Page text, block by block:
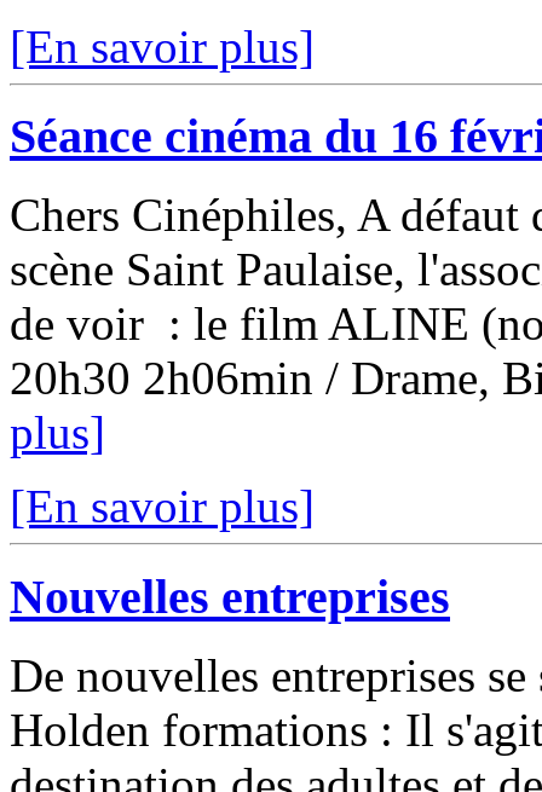
[En savoir plus]
Séance cinéma du 16
Chers Cinéphiles, A
scène Saint Paulaise,
de voir : le film ALINE
20h30 2h06min / Drame,
plus]
[En savoir plus]
Nouvelles entreprises
De nouvelles entreprises
Holden formations : Il